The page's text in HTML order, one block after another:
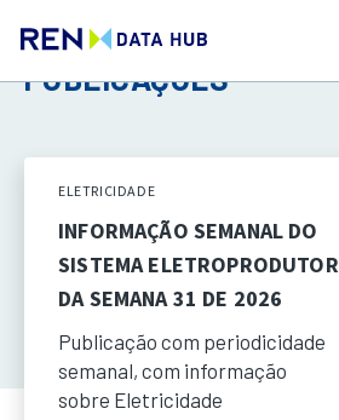
PUBLICAÇÕES
ELETRICIDADE
INFORMAÇÃO SEMANAL DO
SISTEMA ELETROPRODUTOR
DA SEMANA 31 DE 2026
Publicação com periodicidade
semanal, com informação
sobre Eletricidade